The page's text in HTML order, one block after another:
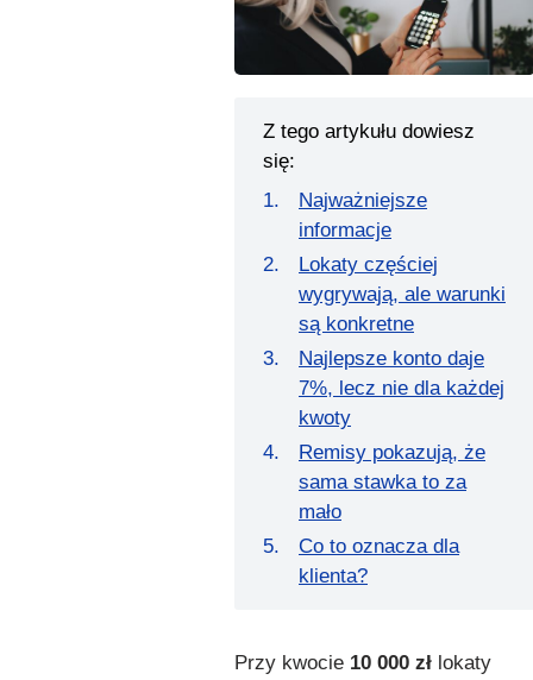
Z tego artykułu dowiesz
się:
Najważniejsze
informacje
Lokaty częściej
wygrywają, ale warunki
są konkretne
Najlepsze konto daje
7%, lecz nie dla każdej
kwoty
Remisy pokazują, że
sama stawka to za
mało
Co to oznacza dla
klienta?
Przy kwocie 10 000 zł lokaty